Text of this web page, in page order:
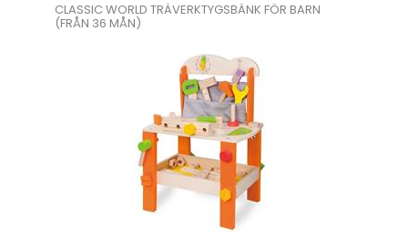
CLASSIC WORLD TRÄVERKTYGSBÄNK FÖR BARN
(FRÅN 36 MÅN)